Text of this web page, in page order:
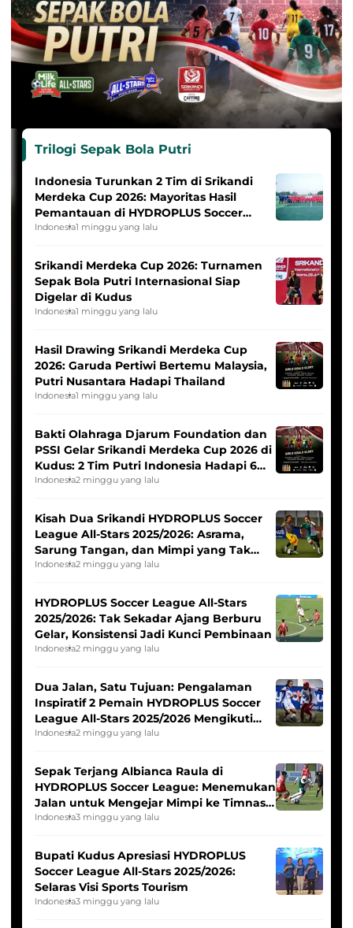
Trilogi Sepak Bola Putri
Indonesia Turunkan 2 Tim di Srikandi
Merdeka Cup 2026: Mayoritas Hasil
Pemantauan di HYDROPLUS Soccer
League
Indonesia1 minggu yang lalu
Srikandi Merdeka Cup 2026: Turnamen
Sepak Bola Putri Internasional Siap
Digelar di Kudus
Indonesia1 minggu yang lalu
Hasil Drawing Srikandi Merdeka Cup
2026: Garuda Pertiwi Bertemu Malaysia,
Putri Nusantara Hadapi Thailand
Indonesia1 minggu yang lalu
Bakti Olahraga Djarum Foundation dan
PSSI Gelar Srikandi Merdeka Cup 2026 di
Kudus: 2 Tim Putri Indonesia Hadapi 6
Tim Asia
Indonesia2 minggu yang lalu
Kisah Dua Srikandi HYDROPLUS Soccer
League All-Stars 2025/2026: Asrama,
Sarung Tangan, dan Mimpi yang Tak
Pernah Padam
Indonesia2 minggu yang lalu
HYDROPLUS Soccer League All-Stars
2025/2026: Tak Sekadar Ajang Berburu
Gelar, Konsistensi Jadi Kunci Pembinaan
Indonesia2 minggu yang lalu
Dua Jalan, Satu Tujuan: Pengalaman
Inspiratif 2 Pemain HYDROPLUS Soccer
League All-Stars 2025/2026 Mengikuti
Seleksi Timnas Indonesia Putri
Indonesia2 minggu yang lalu
Sepak Terjang Albianca Raula di
HYDROPLUS Soccer League: Menemukan
Jalan untuk Mengejar Mimpi ke Timnas
Indonesia Putri
Indonesia3 minggu yang lalu
Bupati Kudus Apresiasi HYDROPLUS
Soccer League All-Stars 2025/2026:
Selaras Visi Sports Tourism
Indonesia3 minggu yang lalu